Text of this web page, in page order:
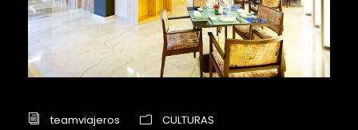
teamviajeros
CULTURAS